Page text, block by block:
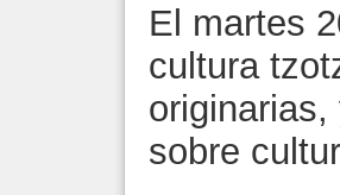
El martes
cultura
sobre